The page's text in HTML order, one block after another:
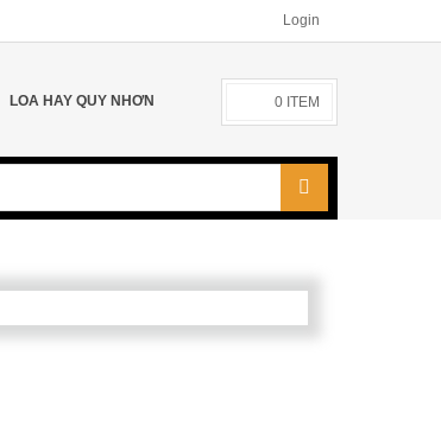
Login
LOA HAY QUY NHƠN 0 ITEM